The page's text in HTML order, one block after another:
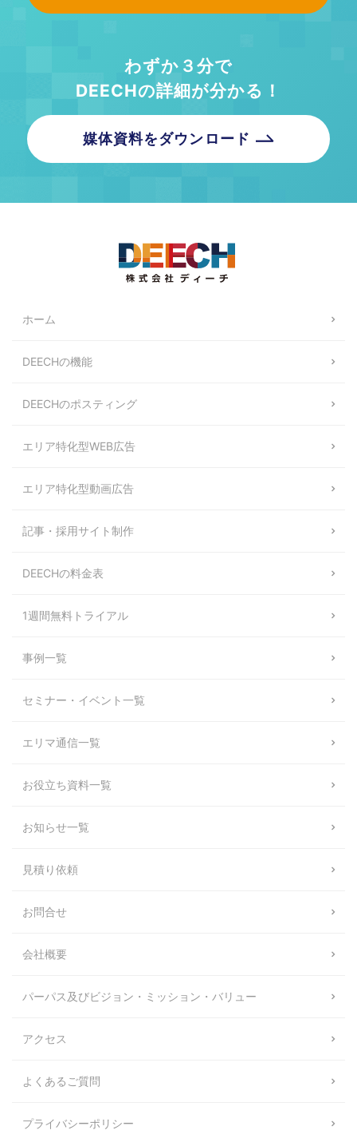
わずか３分で
DEECHの詳細が分かる！
媒体資料をダウンロード
ホーム
DEECHの機能
DEECHのポスティング
エリア特化型WEB広告
エリア特化型動画広告
記事・採用サイト制作
DEECHの料金表
1週間無料トライアル
事例一覧
セミナー・イベント一覧
エリマ通信一覧
お役立ち資料一覧
お知らせ一覧
見積り依頼
お問合せ
会社概要
パーパス及びビジョン・ミッション・バリュー
アクセス
よくあるご質問
プライバシーポリシー